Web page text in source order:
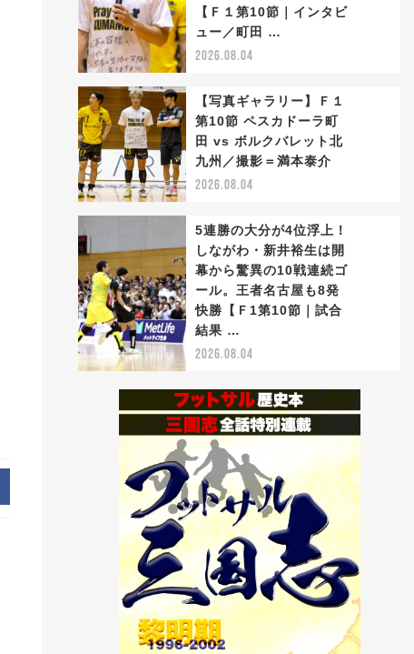
【Ｆ１第10節｜インタビ
ュー／町田 …
2026.08.04
【写真ギャラリー】Ｆ１
第10節 ペスカドーラ町
田 vs ボルクバレット北
九州／撮影＝満本泰介
2026.08.04
5連勝の大分が4位浮上！
しながわ・新井裕生は開
幕から驚異の10戦連続ゴ
ール。王者名古屋も8発
快勝【Ｆ1第10節｜試合
結果 …
2026.08.04